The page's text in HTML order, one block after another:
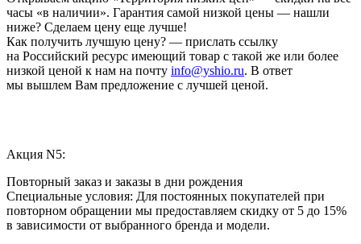
часы «в наличии». Гарантия самой низкой цены — нашли
ниже? Сделаем цену еще лучше!
Как получить лучшую цену? — прислать ссылку
на Российский ресурс имеющий товар с такой же или более
низкой ценой к нам на почту info@yshio.ru. В ответ
мы вышлем Вам предложение с лучшей ценой.
Акция N5:
Повторный заказ и заказы в дни рождения
Специальные условия: Для постоянных покупателей при
повторном обращении мы предоставляем скидку от 5 до 15%
в зависимости от выбранного бренда и модели.